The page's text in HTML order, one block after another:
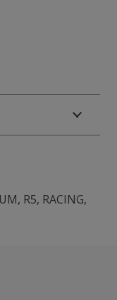
, R5, RACING,